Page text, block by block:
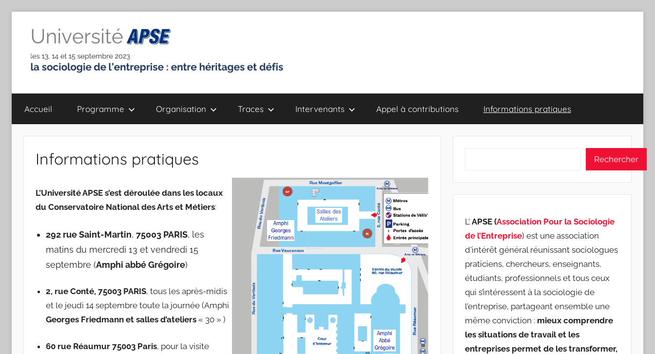
contenu
Université
de
Pour
la
Sociologie
de
l'Entreprise
sociologie
de
héritages
Accueil Programme Organisation Traces Intervenants Appel à contributions Informations pratiques
Informations pratiques
L’Université APSE s’est déroulée dans les locaux
du Conservatoire National des Arts et Métiers:
292 rue Saint-Martin,75003 PARIS, les
matins du mercredi 13 et vendredi 15
septembre (Amphi abbé Grégoire)
2, rue Conté, 75003 PARIS, tous les après-midis
et le jeudi 14 septembre toute la journée (Amphi
Georges Friedmann et salles d’ateliers « 30 » )
60 rue Réaumur 75003 Paris, pour la visite
Rechercher
L’ APSE (Association Pour la Sociologie
de l’Entreprise) est une association
d'intérêt général réunissant sociologues
praticiens, chercheurs, enseignants,
étudiants, professionnels et tous ceux
qui s’intéressent à la sociologie de
l’entreprise, partageant ensemble une
même conviction : mieux comprendre
les situations de travail et les
entreprises permet de les transformer,